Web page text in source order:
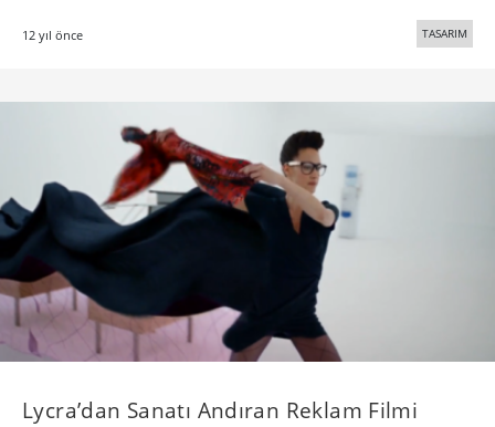
12 yıl önce TASARIM
Lycra’dan Sanatı Andıran Reklam Filmi